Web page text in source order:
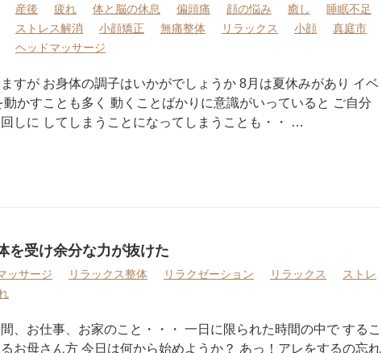
産後 疲れ 体と脳の休息 偏頭痛 顔の悩み 癒し
睡眠不足
ストレス解消 小顔矯正 無痛整体 リラックス 小顔
真庭市
ヘッドマッサージ
すが お身体の調子はいかがでしょうか 8月は夏休みがあり イベ
動かすことも多く 動くことばかりに意識がいっていると ご自分
しに してしまうことになってしまうことも・・ …
を受け余分な力が抜けた
ッサージ リラックス整体 リラクゼーション リラックス
ストレ
、お仕事、お家のこと・・・ 一日に限られた時間の中で するこ
お母さん方 今日は何から始めようか？ あっ！アレをするの忘れ